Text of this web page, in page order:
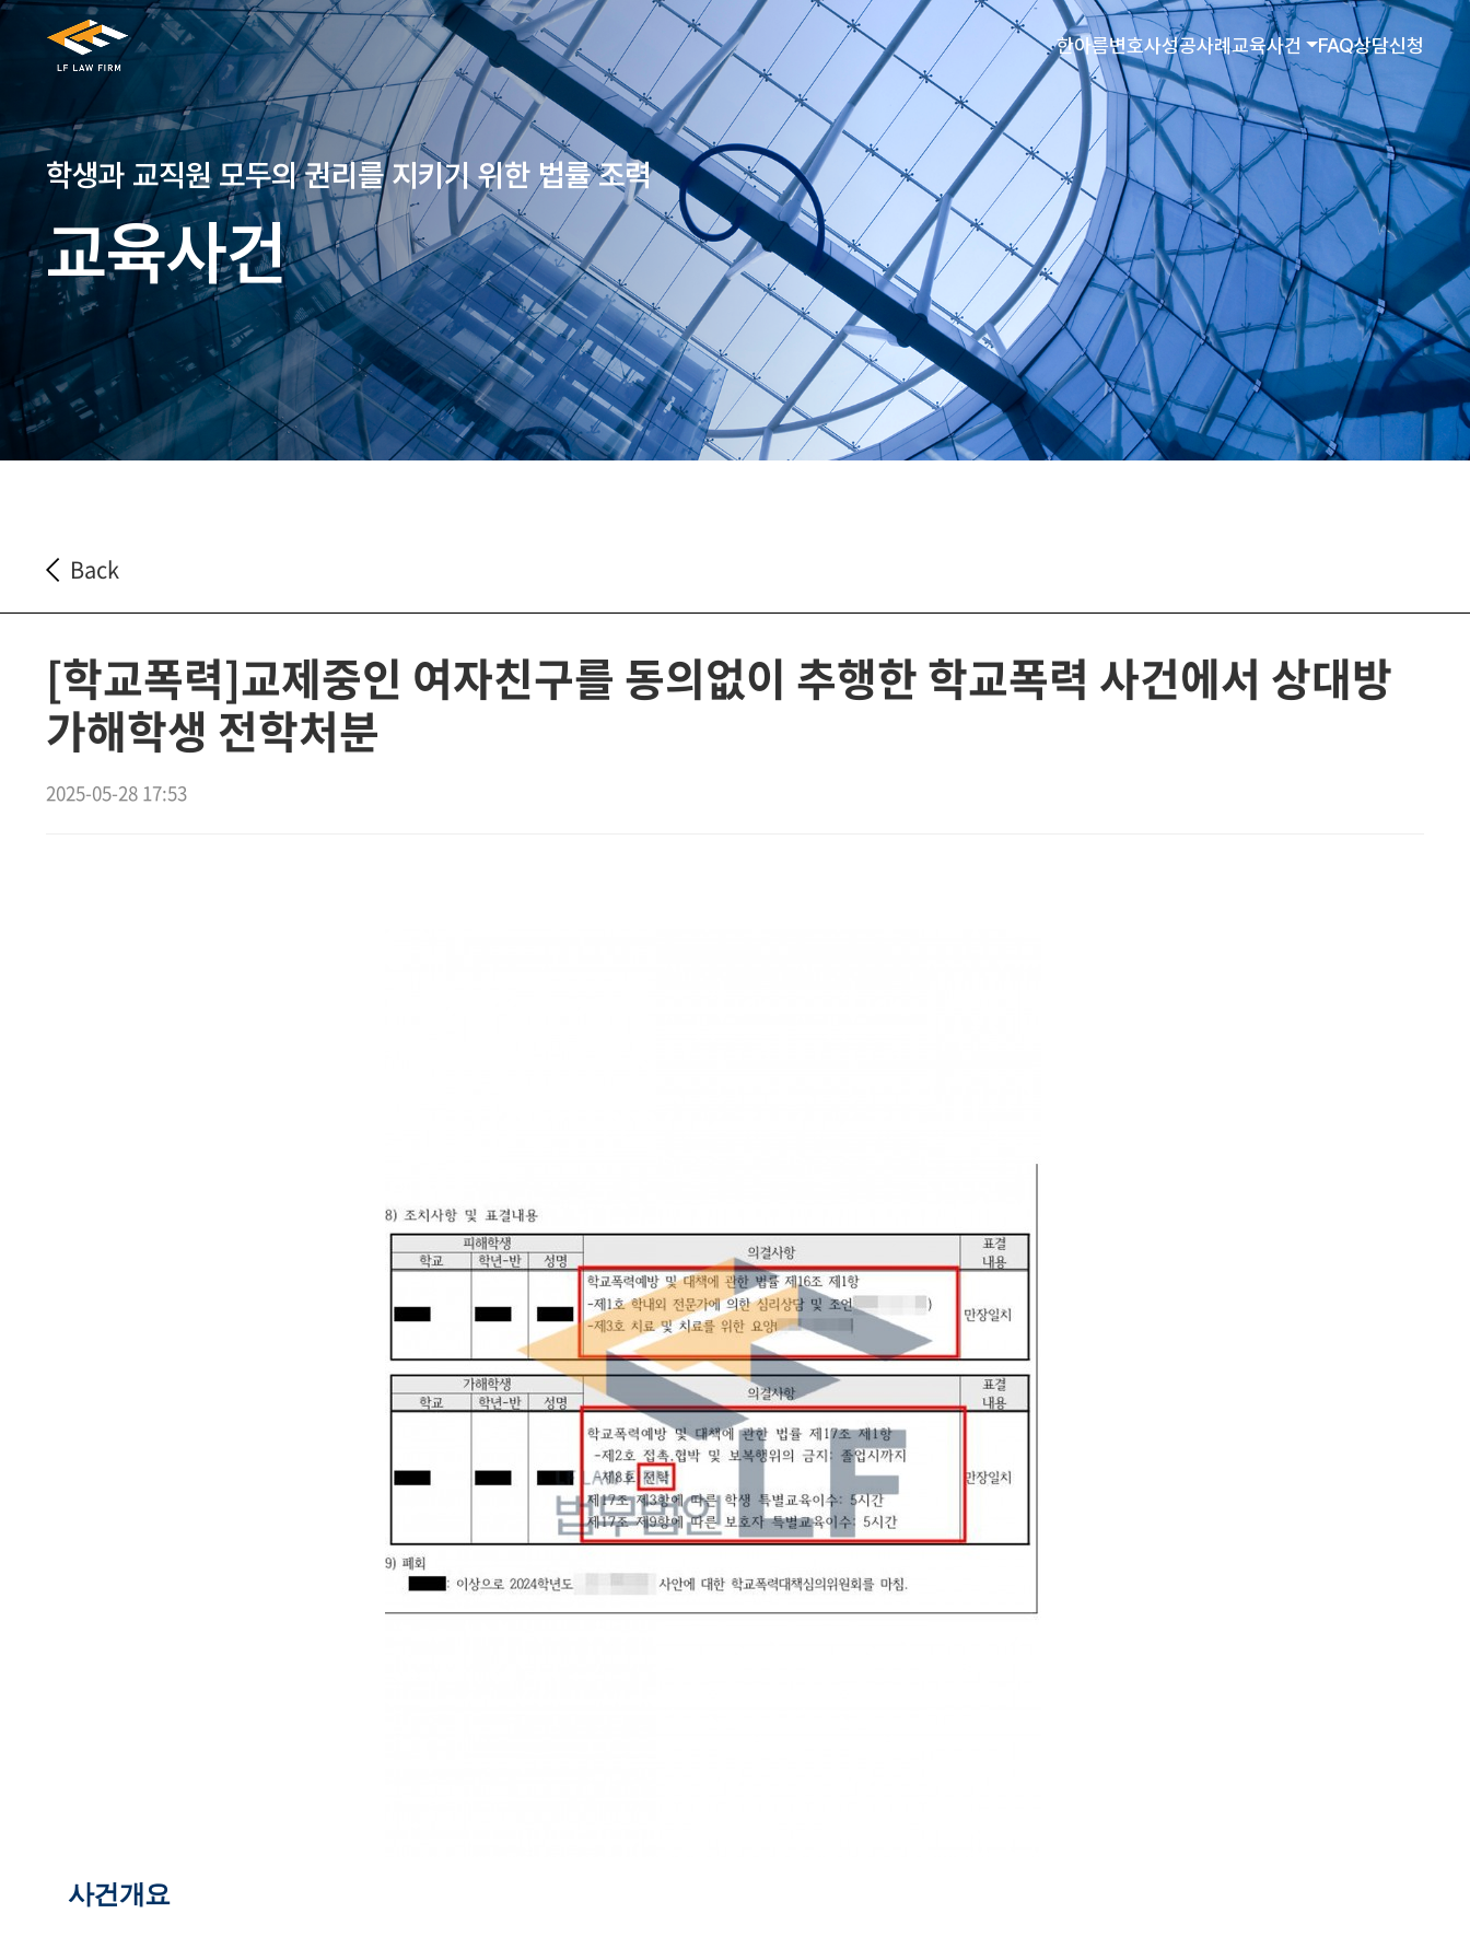
한아름변호사성공사례교육사건 FAQ상담신청
학생과 교직원 모두의 권리를 지키기 위한 법률 조력
교육사건
Back
[학교폭력]교제중인 여자친구를 동의없이 추행한 학교폭력 사건에서 상대방
가해학생 전학처분
2025-05-28 17:53
사건개요